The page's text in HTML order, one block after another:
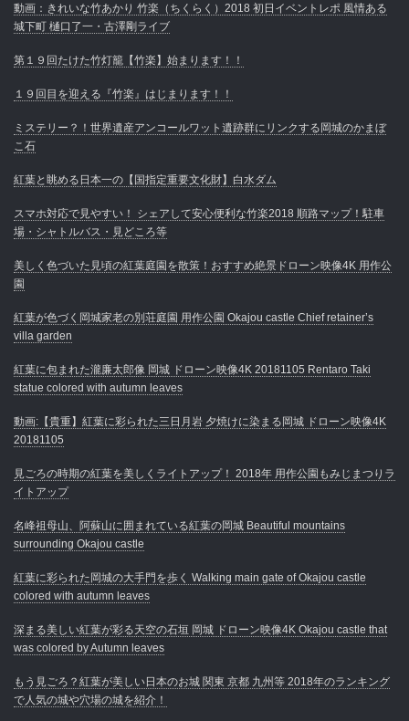
動画：きれいな竹あかり 竹楽（ちくらく）2018 初日イベントレポ 風情ある
城下町 樋口了一・古澤剛ライブ
第１９回たけた竹灯籠【竹楽】始まります！！
１９回目を迎える『竹楽』はじまります！！
ミステリー？！世界遺産アンコールワット遺跡群にリンクする岡城のかまぼ
こ石
紅葉と眺める日本一の【国指定重要文化財】白水ダム
スマホ対応で見やすい！ シェアして安心便利な竹楽2018 順路マップ！駐車
場・シャトルバス・見どころ等
美しく色づいた見頃の紅葉庭園を散策！おすすめ絶景ドローン映像4K 用作公
園
紅葉が色づく岡城家老の別荘庭園 用作公園 Okajou castle Chief retainer’s
villa garden
紅葉に包まれた瀧廉太郎像 岡城 ドローン映像4K 20181105 Rentaro Taki
statue colored with autumn leaves
動画:【貴重】紅葉に彩られた三日月岩 夕焼けに染まる岡城 ドローン映像4K
20181105
見ごろの時期の紅葉を美しくライトアップ！ 2018年 用作公園もみじまつりラ
イトアップ
名峰祖母山、阿蘇山に囲まれている紅葉の岡城 Beautiful mountains
surrounding Okajou castle
紅葉に彩られた岡城の大手門を歩く Walking main gate of Okajou castle
colored with autumn leaves
深まる美しい紅葉が彩る天空の石垣 岡城 ドローン映像4K Okajou castle that
was colored by Autumn leaves
もう見ごろ？紅葉が美しい日本のお城 関東 京都 九州等 2018年のランキング
で人気の城や穴場の城を紹介！